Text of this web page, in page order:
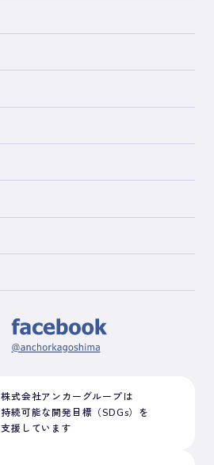
株式会社アンカーグループは
持続可能な開発目標（SDGs）を
支援しています